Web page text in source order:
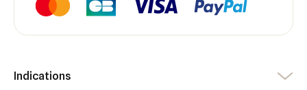
Indications
Créer une liste d'envies ×
Connexion ×